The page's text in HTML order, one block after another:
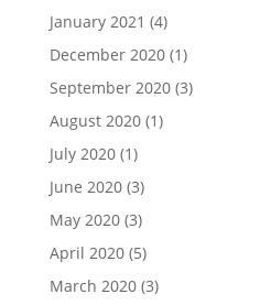
January 2021 (4)
December 2020(1)
September 2020(3)
August 2020(1)
July 2020(1)
June 2020(3)
May 2020(3)
April 2020(5)
March 2020(3)